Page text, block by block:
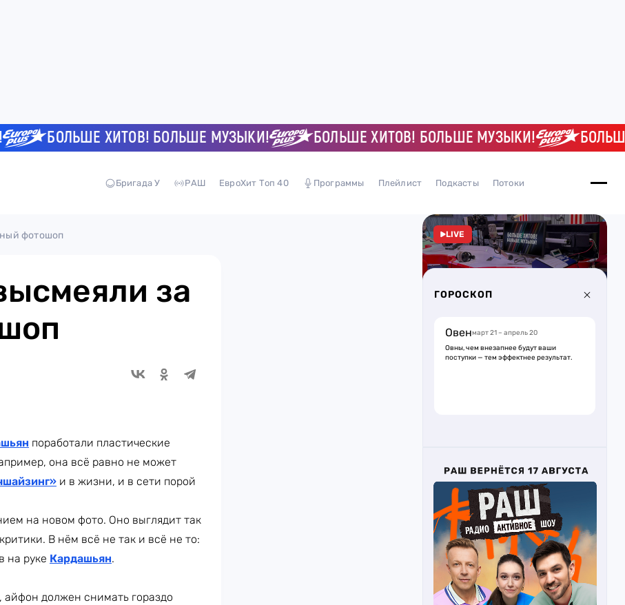
БОЛЬШЕ ХИТОВ! БОЛЬШЕ МУЗЫКИ! БОЛЬШЕ ХИТОВ! БОЛЬШЕ МУЗЫКИ! БОЛЬШЕ
Бригада У РАШ ЕвроХит Топ 40 Программы Плейлист Подкасты Потоки
фотошоп
за
поработали пластические
она всё равно не может
и в жизни, и в сети порой
на новом фото. Оно выглядит так
В нём всё не так и всё не то:
на руке Кардашьян.
айфон должен снимать гораздо
LIVE
ГОРОСКОП
Овенмарт 21 – апрель 20
Овны, чем внезапнее будут ваши
поступки — тем эффектнее результат.